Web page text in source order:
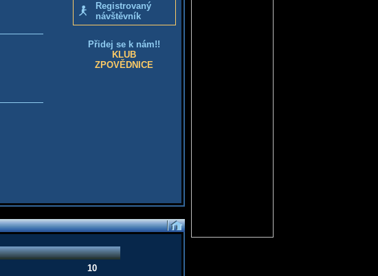
Registrovaný
návštěvník
Přidej se k nám!!
KLUB
ZPOVĚDNICE
10